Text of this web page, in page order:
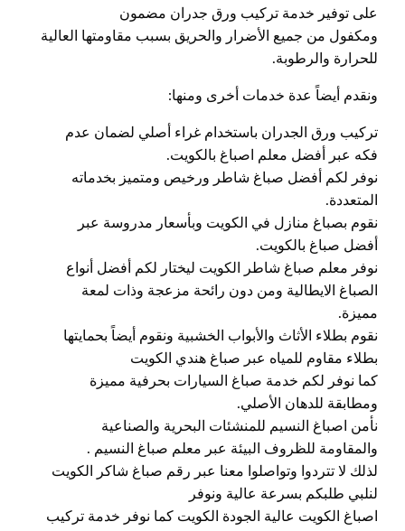
على توفير خدمة تركيب ورق جدران مضمون
ومكفول من جميع الأضرار والحريق بسبب مقاومتها العالية
للحرارة والرطوبة.
ونقدم أيضاً عدة خدمات أخرى ومنها:
تركيب ورق الجدران باستخدام غراء أصلي لضمان عدم
فكه عبر أفضل معلم اصباغ بالكويت.
نوفر لكم أفضل صباغ شاطر ورخيص ومتميز بخدماته
المتعددة.
نقوم بصباغ منازل في الكويت وبأسعار مدروسة عبر
أفضل صباغ بالكويت.
نوفر معلم صباغ شاطر الكويت ليختار لكم أفضل أنواع
الصباغ الايطالية ومن دون رائحة مزعجة وذات لمعة
مميزة.
نقوم بطلاء الأثاث والأبواب الخشبية ونقوم أيضاً بحمايتها
بطلاء مقاوم للمياه عبر صباغ هندي الكويت
كما نوفر لكم خدمة صباغ السيارات بحرفية مميزة
ومطابقة للدهان الأصلي.
نأمن اصباغ النسيم للمنشئات البحرية والصناعية
والمقاومة للظروف البيئة عبر معلم صباغ النسيم .
لذلك لا تتردوا وتواصلوا معنا عبر رقم صباغ شاكر الكويت
لنلبي طلبكم بسرعة عالية ونوفر
اصباغ الكويت عالية الجودة الكويت كما نوفر خدمة تركيب